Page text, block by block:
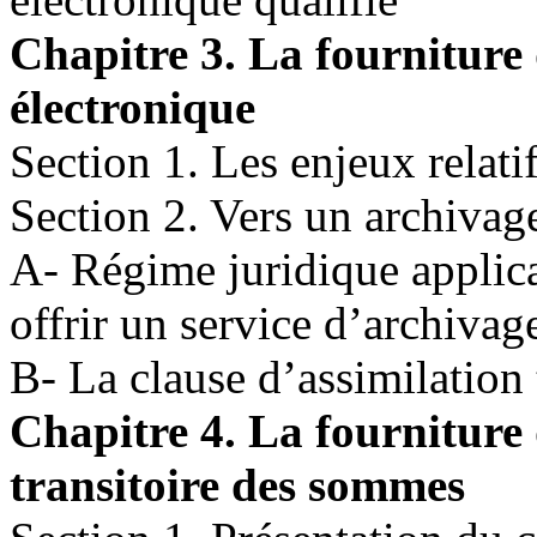
Chapitre 3. La fourniture
électronique
Section 1. Les enjeux
Section 2. Vers un
A- Régime juridique
offrir un service
B- La clause d’assimilation
Chapitre 4. La fourniture
transitoire des sommes